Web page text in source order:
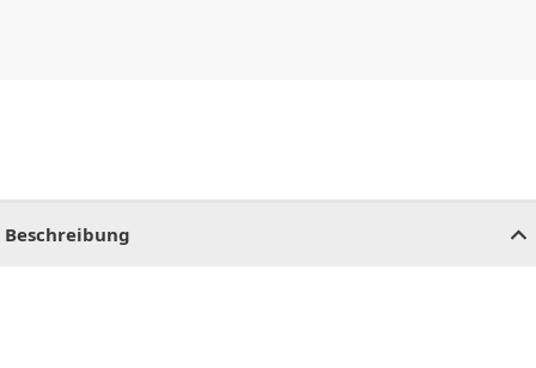
Beschreibung